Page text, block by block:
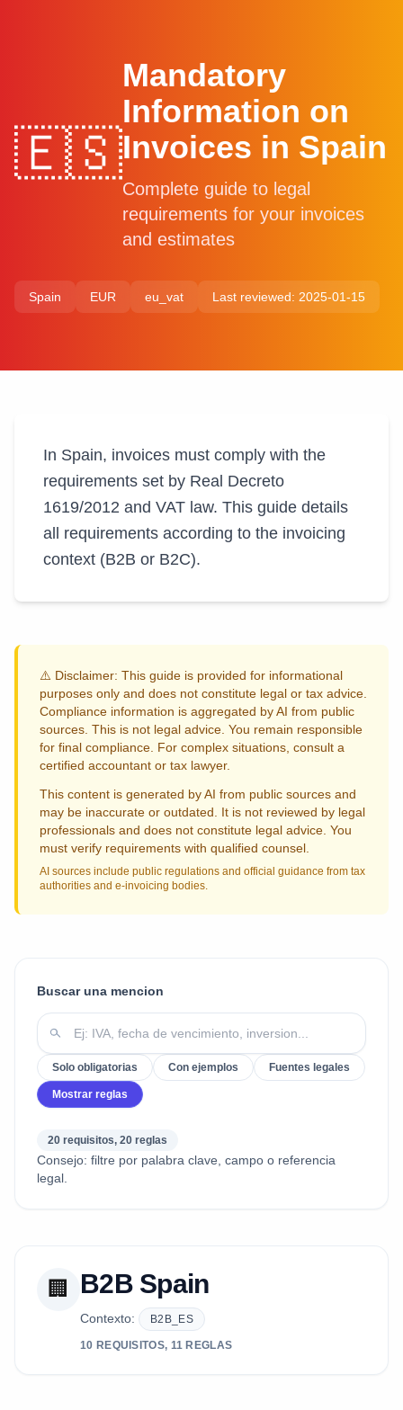
🇪🇸
Mandatory
Information on
Invoices in Spain
Complete guide to legal
requirements for your invoices
and estimates
Spain EUR eu_vat Last reviewed: 2025-01-15
In Spain, invoices must comply with the
requirements set by Real Decreto
1619/2012 and VAT law. This guide details
all requirements according to the invoicing
context (B2B or B2C).
⚠️ Disclaimer: This guide is provided for informational
purposes only and does not constitute legal or tax advice.
Compliance information is aggregated by AI from public
sources. This is not legal advice. You remain responsible
for final compliance. For complex situations, consult a
certified accountant or tax lawyer.
This content is generated by AI from public sources and
may be inaccurate or outdated. It is not reviewed by legal
professionals and does not constitute legal advice. You
must verify requirements with qualified counsel.
AI sources include public regulations and official guidance from tax
authorities and e-invoicing bodies.
Buscar una mencion
Solo obligatorias Con ejemplos Fuentes legales
Mostrar reglas
20 requisitos, 20 reglas
Consejo: filtre por palabra clave, campo o referencia
legal.
🏢 B2B Spain
Contexto: B2B_ES
10 REQUISITOS, 11 REGLAS